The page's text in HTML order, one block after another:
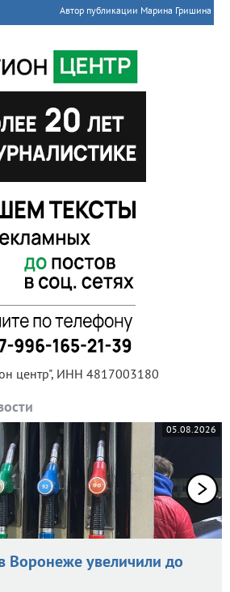
Автор публикации Марина Гришина
центр", ИНН 4817003180
05.08.2026
Воронеже увеличили до